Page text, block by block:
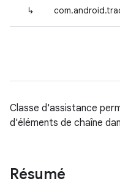
↳
Classe d'assistance
d'éléments de chaîne
Résumé